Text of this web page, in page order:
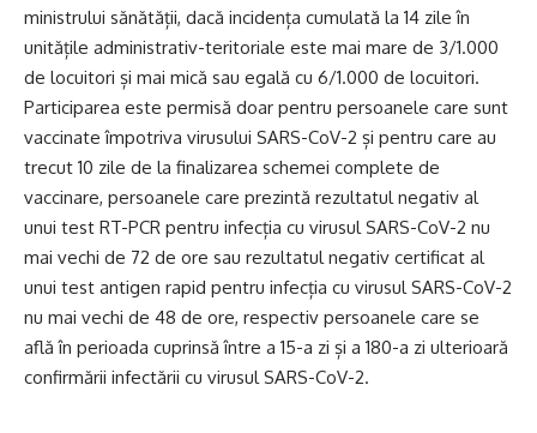
ministrului sănătății, dacă incidența cumulată la 14 zile în
unitățile administrativ-teritoriale este mai mare de 3/1.000
de locuitori și mai mică sau egală cu 6/1.000 de locuitori.
Participarea este permisă doar pentru persoanele care sunt
vaccinate împotriva virusului SARS-CoV-2 și pentru care au
trecut 10 zile de la finalizarea schemei complete de
vaccinare, persoanele care prezintă rezultatul negativ al
unui test RT-PCR pentru infecția cu virusul SARS-CoV-2 nu
mai vechi de 72 de ore sau rezultatul negativ certificat al
unui test antigen rapid pentru infecția cu virusul SARS-CoV-2
nu mai vechi de 48 de ore, respectiv persoanele care se
află în perioada cuprinsă între a 15-a zi și a 180-a zi ulterioară
confirmării infectării cu virusul SARS-CoV-2.